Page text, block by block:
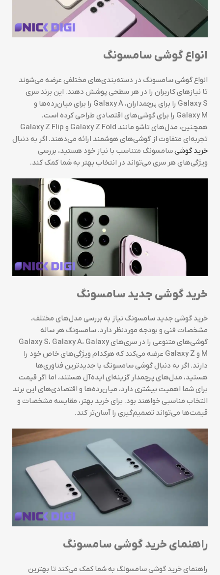
انواع گوشی سامسونگ
انواع گوشی سامسونگ در دسته‌بندی‌های مختلفی عرضه می‌شوند
تا نیازهای کاربران را در هر سطحی پوشش دهند. این برند سری
Galaxy S را برای پرچمداران، Galaxy A را برای میان‌رده‌ها و
Galaxy M را برای گوشی‌های اقتصادی طراحی کرده است.
همچنین، مدل‌های تاشو مانند Galaxy Z Fold و Galaxy Z Flip
تجربه‌ای متفاوت از گوشی‌های هوشمند ارائه می‌دهند. اگر به دنبال
خرید گوشیسامسونگ متناسب با نیاز خود هستید، بررسی
ویژگی‌های هر سری می‌تواند در انتخاب بهتر به شما کمک کند.
خرید گوشی جدید سامسونگ
خرید گوشی جدید سامسونگ نیاز به بررسی مدل‌های مختلف،
مشخصات فنی و بودجه موردنظر دارد. سامسونگ هر ساله
گوشی‌های متنوعی را در سری‌های Galaxy S، Galaxy A، Galaxy
M و Galaxy Z عرضه می‌کند که هرکدام ویژگی‌های خاص خود را
دارند. اگر به دنبال گوشی سامسونگ با جدیدترین فناوری‌ها
هستید، مدل‌های پرچمدار گزینه‌ای ایده‌آل هستند، اما اگر قیمت
برای شما اهمیت بیشتری دارد، میان‌رده‌ها و اقتصادی‌های این برند
انتخاب مناسبی خواهند بود. برای خرید بهتر، مقایسه مشخصات و
قیمت‌ها می‌تواند تصمیم‌گیری را آسان‌تر کند.
راهنمای خرید گوشی سامسونگ
راهنمای خرید گوشی سامسونگ به شما کمک می‌کند تا بهترین